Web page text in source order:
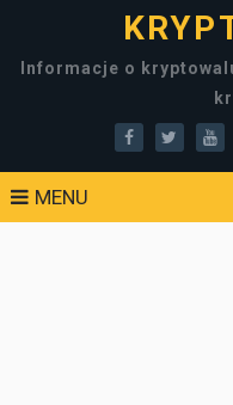
Informacje o
MENU